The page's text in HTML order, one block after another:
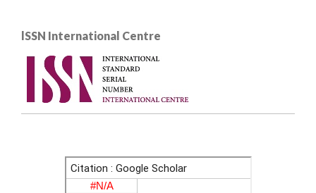
lSSN International Centre